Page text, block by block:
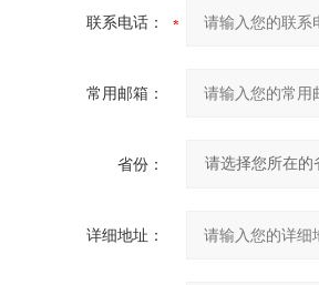
联系电话：
常用邮箱：
省份：
详细地址：